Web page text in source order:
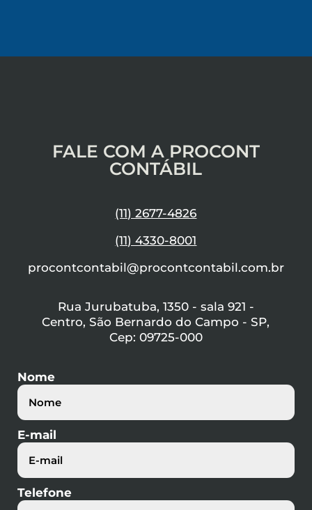
FALE COM A PROCONT
CONTÁBIL
(11) 2677-4826
(11) 4330-8001
procontcontabil@procontcontabil.com.br
Rua Jurubatuba, 1350 - sala 921 -
Centro, São Bernardo do Campo - SP,
Cep: 09725-000
Nome
E-mail
Telefone